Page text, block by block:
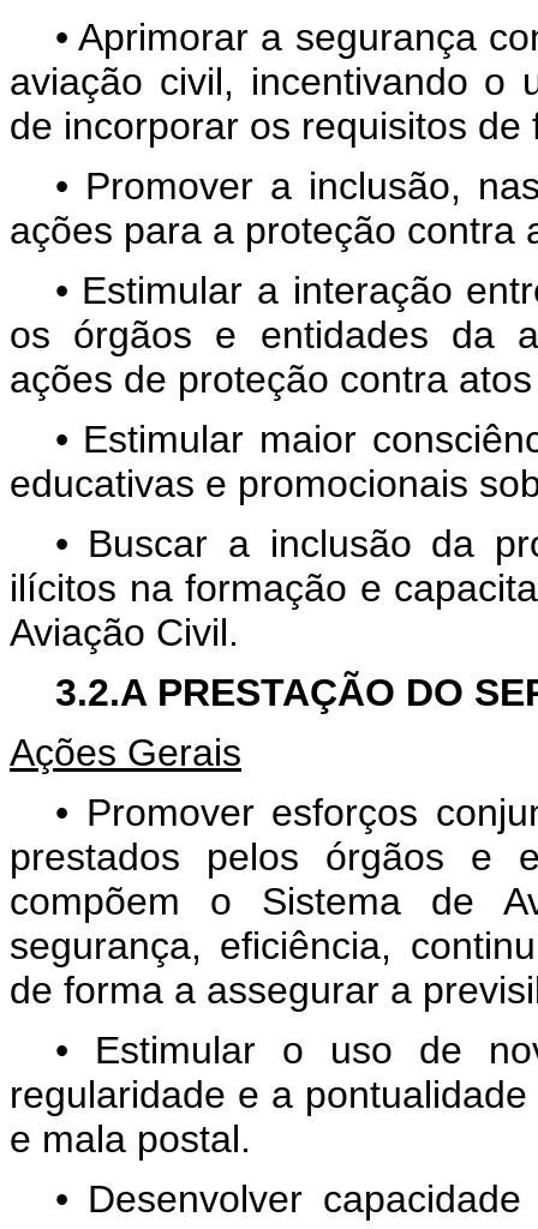
• Aprimorar a segurança
aviação civil, incentivando o
de incorporar os requisitos de
• Promover a inclusão,
ações para a proteção contra
• Estimular a interação
os órgãos e entidades da
ações de proteção contra
• Estimular maior
educativas e promocionais
• Buscar a inclusão da
ilícitos na formação e
Aviação Civil.
3.2.A PRESTAÇÃO DO
Ações Gerais
• Promover esforços
prestados pelos órgãos e
compõem o Sistema de
segurança, eficiência,
de forma a assegurar a
• Estimular o uso de
regularidade e a
e mala postal.
• Desenvolver